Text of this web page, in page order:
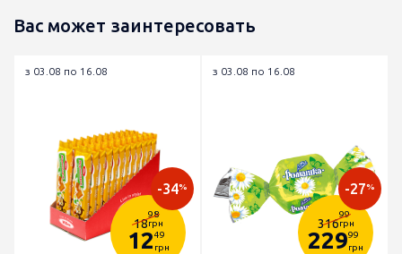
Вас может заинтересовать
з 03.08 по 16.08
18
98
грн
1249
грн
-34%
з 03.08 по 16.08
316
99
грн
22999
грн
-27%